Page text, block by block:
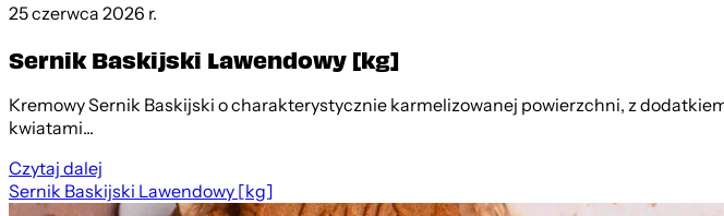
25 czerwca 2026 r.
Sernik Baskijski Lawendowy [kg]
Kremowy Sernik Baskijski o charakterystycznie karmelizowanej powierzchni, z
kwiatami...
Czytaj dalej
Sernik Baskijski Lawendowy [kg]